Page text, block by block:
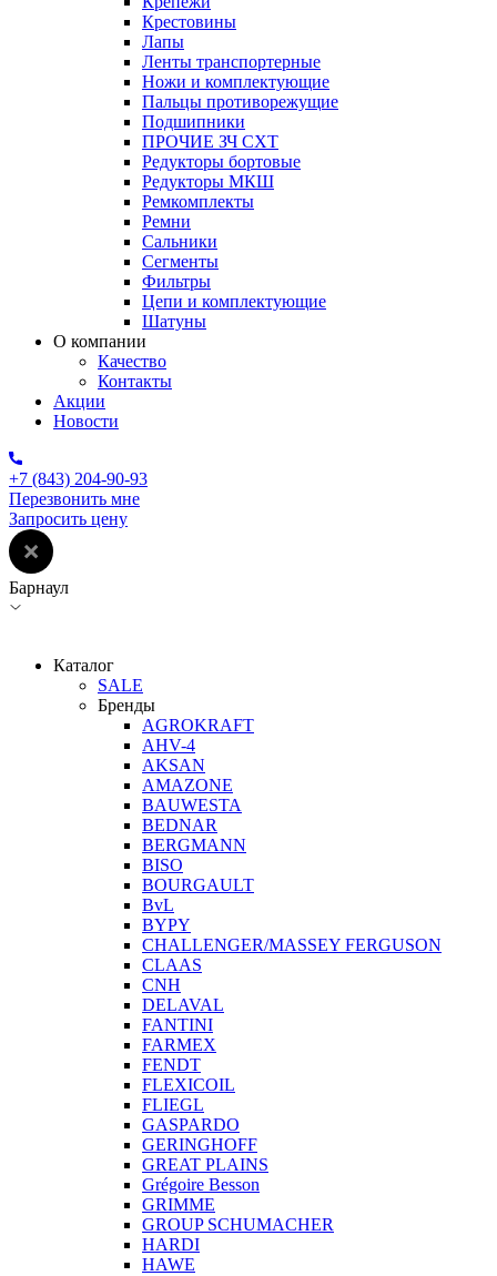
Крестовины
Лапы
Ленты транспортерные
Ножи и комплектующие
Пальцы противорежущие
Подшипники
ПРОЧИЕ ЗЧ СХТ
Редукторы бортовые
Редукторы МКШ
Ремкомплекты
Ремни
Сальники
Сегменты
Фильтры
Цепи и комплектующие
Шатуны
О компании
Качество
Контакты
Акции
Новости
+7 (843) 204-90-93
Перезвонить мне
Запросить цену
Барнаул
Каталог
SALE
Бренды
AGROKRAFT
AHV-4
AKSAN
AMAZONE
BAUWESTA
BEDNAR
BERGMANN
BISO
BOURGAULT
BvL
BYPY
CHALLENGER/MASSEY FERGUSON
CLAAS
CNH
DELAVAL
FANTINI
FARMEX
FENDT
FLEXICOIL
FLIEGL
GASPARDO
GERINGHOFF
GREAT PLAINS
Grégoire Besson
GRIMME
GROUP SCHUMACHER
HARDI
HAWE